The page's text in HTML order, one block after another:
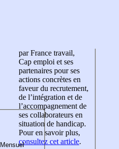
par France travail,
Cap emploi et ses
partenaires pour ses
actions concrètes en
faveur du recrutement,
de l’intégration et de
l’accompagnement de
ses collaborateurs en
situation de handicap.
Pour en savoir plus,
consultez cet article.